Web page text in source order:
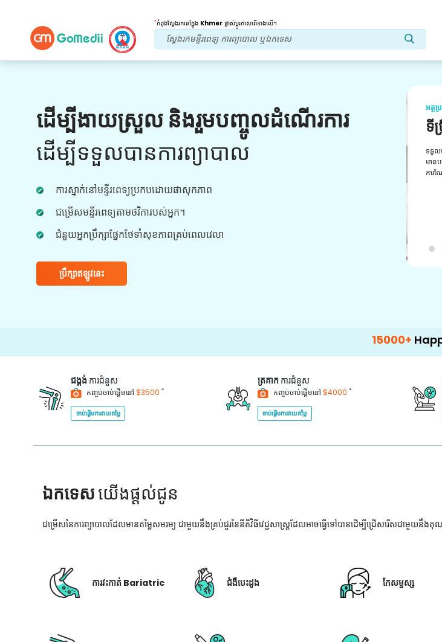
*កំពុងស្វែងរកនៅក្នុង Khmer ផ្លាស់ប្តូរភាសាពីខាងលើ។
ដើម្បីងាយស្រួល និងរួមបញ្ចូលដំណើរការ
ដើម្បីទទួលបានការព្យាបាល
ការស្នាក់នៅមន្ទីរពេទ្យប្រកបដោយផាសុកភាព
ជម្រើសមន្ទីរពេទ្យតាមថវិការបស់អ្នក។
ជំនួយអ្នកប្រឹក្សាផ្នែកថែទាំសុខភាពគ្រប់ពេលវេលា
ប្រឹក្សាឥឡូវនេះ
អត្ថប្រយោជន៍របស់យើង។
ការព្យាបាលក្រោយតាមដាន
ការថែទាំ
ទទួលបានជំនួយផ្នែកវេជ្ជសាស្រ្ត និងអ្នកជំងឺ 24x7
អ្នកគ្រប់ពេលវេលា។ ការធ្វើបច្ចុប្បន្នភាពជាទៀងទាត់លើ
អត្ថ
ទី
ទទួលប
មាន
ការ
Happy Patients
ជង្គង់ ការជំនួស
កញ្ចប់ចាប់ផ្តើមនៅ $3500 *
ចាប់ផ្តើមការវាយតម្លៃ
ត្រគាក ការជំនួស
កញ្ចប់ចាប់ផ្តើមនៅ $4000 *
ចាប់ផ្តើមការវាយតម្លៃ
ឯកទេសយើងផ្តល់ជូន
ជម្រើសនៃការព្យាបាលដែលមានតម្លៃសមរម្យ ជាមួយនឹងគ្រប់ជួរនៃនីតិវិធីវេជ្ជសាស្រ្តដែលអាចធ្វើទៅបានដើម្បីជ្រើសរើសជាមួយនឹង
ការវះកាត់ Bariatric ជំងឺបេះដូង កែសម្ផស្ស